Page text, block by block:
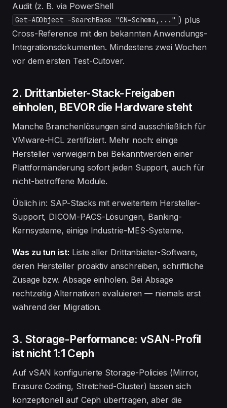
Audit (z. B. via PowerShell
Get-ADObject -SearchBase "CN=Schema,..." ) plus
Cross-Reference mit den bekannten Anwendungs-
Integrations­dokumenten. Mindestens zwei Wochen
vor dem ersten Test-Cutover.
2. Drittanbieter-Stack-Freigaben
einholen, BEVOR die Hardware steht
Manche Branchenlösungen sind ausschließlich für
VMware-HCL zertifiziert. Mehr noch: einige
Hersteller verweigern bei Bekanntwerden einer
Plattformänderung sofort jeden Support, auch für
nicht-betroffene Module.
Üblich in: SAP-Stacks mit erweitertem Hersteller-
Support, DICOM-PACS-Lösungen, Banking-
Kernsysteme, einige Industrie-MES-Systeme.
Was zu tun ist: Liste aller Drittanbieter-Software,
deren Hersteller proaktiv anschreiben, schriftliche
Zusage bzw. Absage einholen. Bei Absage
rechtzeitig Alternativen evaluieren — niemals erst
während der Migration.
3. Storage-Performance: vSAN-Profil
ist nicht 1:1 Ceph
Auf vSAN konfigurierte Storage-Policies (Mirror,
Erasure Coding, Stretched-Cluster) lassen sich
konzeptionell auf Ceph übertragen, aber die